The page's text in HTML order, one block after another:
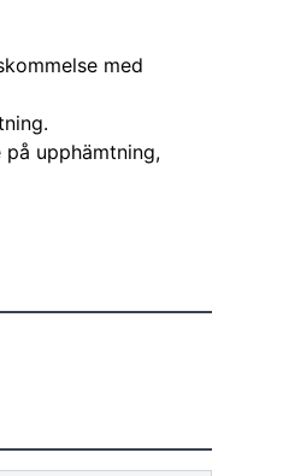
med
på upphämtning,